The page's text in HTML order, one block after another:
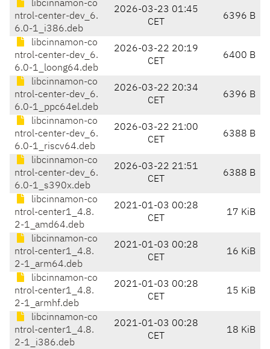
libcinnamon-co
ntrol-center-dev_6.
6.0-1_i386.deb
2026-03-23 01:45
CET
6396 B
libcinnamon-co
ntrol-center-dev_6.
6.0-1_loong64.deb
2026-03-22 20:19
CET
6400 B
libcinnamon-co
ntrol-center-dev_6.
6.0-1_ppc64el.deb
2026-03-22 20:34
CET
6396 B
libcinnamon-co
ntrol-center-dev_6.
6.0-1_riscv64.deb
2026-03-22 21:00
CET
6388 B
libcinnamon-co
ntrol-center-dev_6.
6.0-1_s390x.deb
2026-03-22 21:51
CET
6388 B
libcinnamon-co
ntrol-center1_4.8.
2-1_amd64.deb
2021-01-03 00:28
CET
17 KiB
libcinnamon-co
ntrol-center1_4.8.
2-1_arm64.deb
2021-01-03 00:28
CET
16 KiB
libcinnamon-co
ntrol-center1_4.8.
2-1_armhf.deb
2021-01-03 00:28
CET
15 KiB
libcinnamon-co
ntrol-center1_4.8.
2-1_i386.deb
2021-01-03 00:28
CET
18 KiB